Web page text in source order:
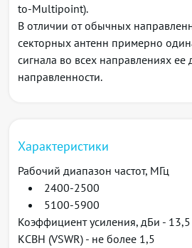
to-Multipoint).
В отличии от обычных
секторных антенн примерно
сигнала во всех направлениях
направленности.
Характеристики
Рабочий диапазон частот, МГц
2400-2500
5100-5900
Коэффициент усиления, дБи - 13,5
КСВН (VSWR) - не более 1,5